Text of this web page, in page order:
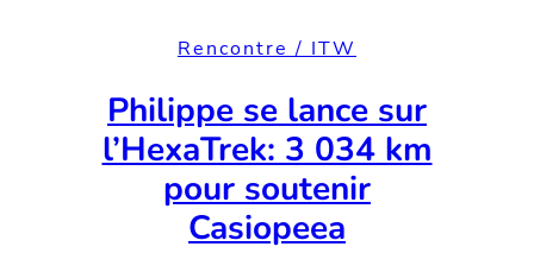
Rencontre / ITW
Philippe se lance sur
l’HexaTrek: 3 034 km
pour soutenir
Casiopeea